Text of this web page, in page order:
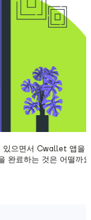
Cwallet 앱을 열고 물
는 것은 어떨까요?